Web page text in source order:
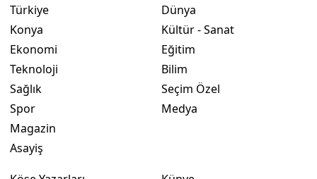
Türkiye
Konya
Ekonomi
Teknoloji
Sağlık
Spor
Magazin
Asayiş
Dünya
Kültür - Sanat
Eğitim
Bilim
Seçim Özel
Medya